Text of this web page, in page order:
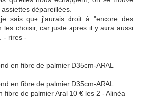
dépareillées.
sais que j'aurais droit à "encore des
les choisir, car juste après il y aura aussi
- rires -
fibre de palmier Aral 10 € les 2 - Alinéa